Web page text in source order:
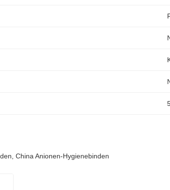
China Anionen-Hygienebinden